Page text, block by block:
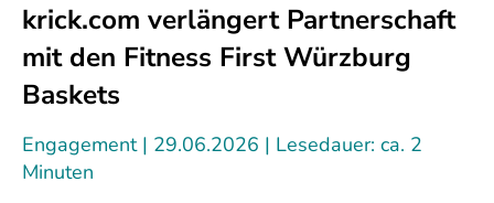
krick.com verlängert Partnerschaft
mit den Fitness First Würzburg
Baskets
Engagement 29.06.2026
Lesedauer: ca. 2
Minuten